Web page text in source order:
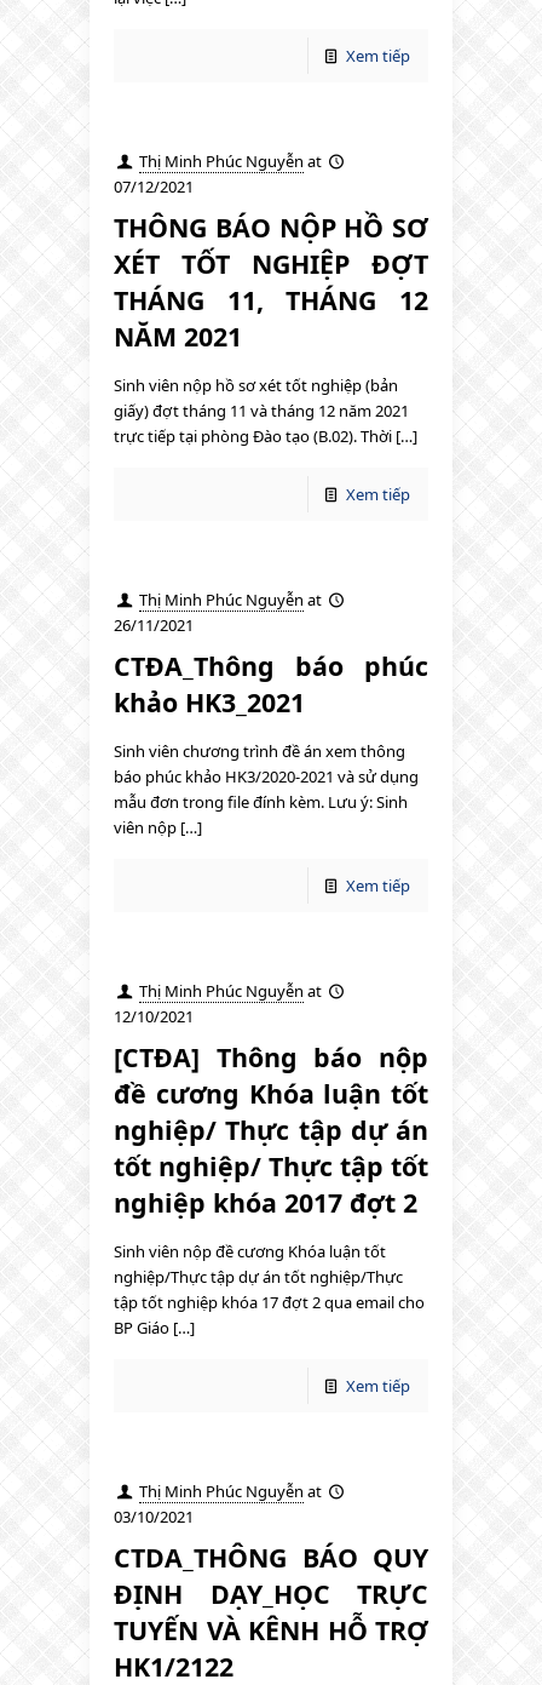
Xem tiếp
Thị Minh Phúc Nguyễn at
07/12/2021
THÔNG BÁO NỘP HỒ SƠ
XÉT TỐT NGHIỆP ĐỢT
THÁNG 11, THÁNG 12
NĂM 2021
Sinh viên nộp hồ sơ xét tốt nghiệp (bản
giấy) đợt tháng 11 và tháng 12 năm 2021
trực tiếp tại phòng Đào tạo (B.02). Thời […]
Xem tiếp
Thị Minh Phúc Nguyễn at
26/11/2021
CTĐA_Thông báo phúc
khảo HK3_2021
Sinh viên chương trình đề án xem thông
báo phúc khảo HK3/2020-2021 và sử dụng
mẫu đơn trong file đính kèm. Lưu ý: Sinh
viên nộp […]
Xem tiếp
Thị Minh Phúc Nguyễn at
12/10/2021
[CTĐA] Thông báo nộp
đề cương Khóa luận tốt
nghiệp/ Thực tập dự án
tốt nghiệp/ Thực tập tốt
nghiệp khóa 2017 đợt 2
Sinh viên nộp đề cương Khóa luận tốt
nghiệp/Thực tập dự án tốt nghiệp/Thực
tập tốt nghiệp khóa 17 đợt 2 qua email cho
BP Giáo […]
Xem tiếp
Thị Minh Phúc Nguyễn at
03/10/2021
CTDA_THÔNG BÁO QUY
ĐỊNH DẠY_HỌC TRỰC
TUYẾN VÀ KÊNH HỖ TRỢ
HK1/2122